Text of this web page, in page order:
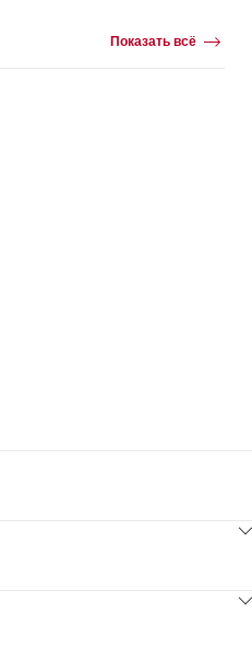
Показать всё